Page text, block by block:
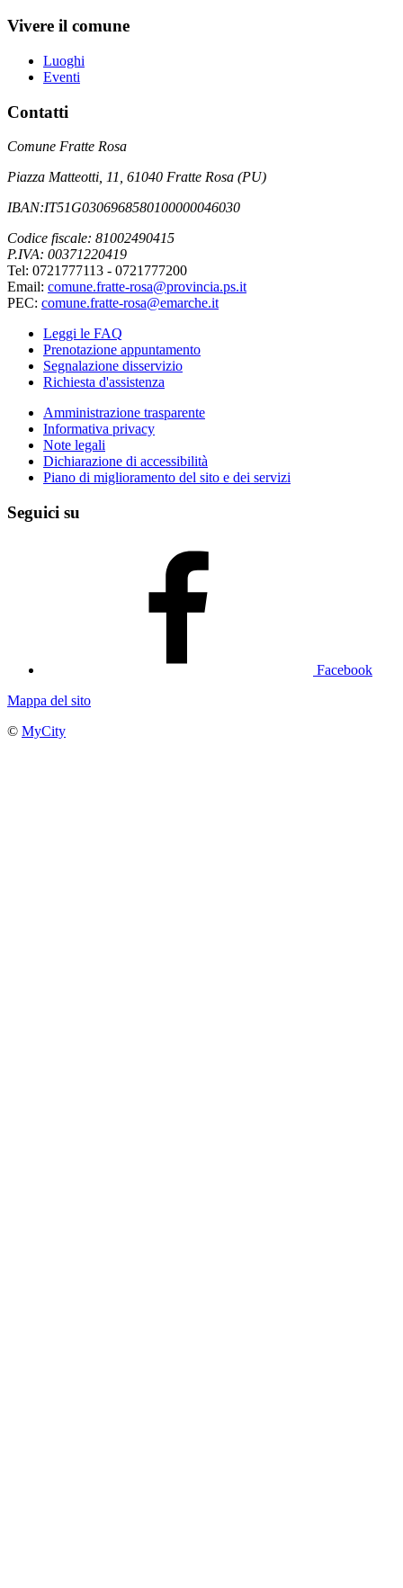
Vivere il comune
Luoghi
Eventi
Contatti
Comune Fratte Rosa
Piazza Matteotti, 11, 61040 Fratte Rosa (PU)
IBAN:IT51G0306968580100000046030
Codice fiscale: 81002490415
P.IVA: 00371220419
Tel: 0721777113 - 0721777200
Email: comune.fratte-rosa@provincia.ps.it
PEC: comune.fratte-rosa@emarche.it
Leggi le FAQ
Prenotazione appuntamento
Segnalazione disservizio
Richiesta d'assistenza
Amministrazione trasparente
Informativa privacy
Note legali
Dichiarazione di accessibilità
Piano di miglioramento del sito e dei servizi
Seguici su
Facebook
Mappa del sito
© MyCity